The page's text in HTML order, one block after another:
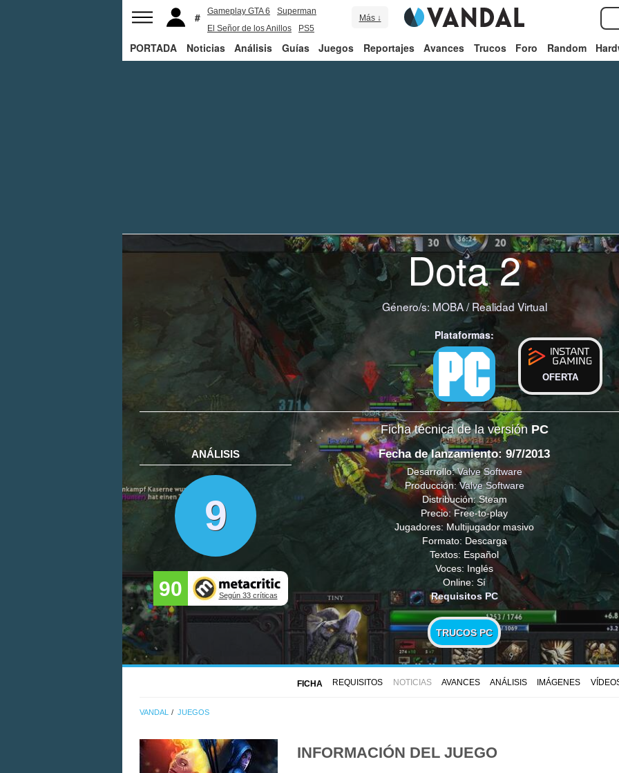
Gameplay GTA 6
Superman
El Señor de los Anillos
PS5
Más ↓
PORTADA Noticias Análisis Guías Juegos Reportajes Avances Trucos Foro Random
Dota 2
Género/s: MOBA/Realidad Virtual
Plataformas:
OFERTA
Ficha técnica de la versión PC
ANÁLISIS
9
90 Según 33 críticas
Fecha de lanzamiento: 9/7/2013
Desarrollo:Valve Software
Producción:Valve Software
Distribución: Steam
Precio: Free-to-play
Jugadores: Multijugador masivo
Formato: Descarga
Textos: Español
Voces: Inglés
Online: Sí
Requisitos PC
TRUCOS PC
FICHA REQUISITOS NOTICIAS AVANCES ANÁLISIS IMÁGENES
VANDAL JUEGOS
INFORMACIÓN DEL JUEGO